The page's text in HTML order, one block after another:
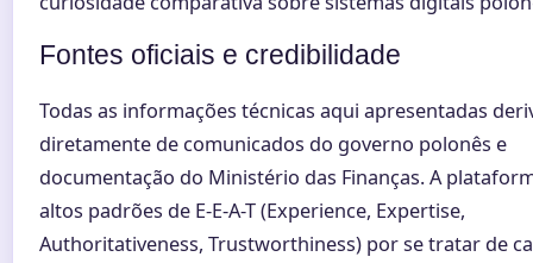
Fontes oficiais e credibilidade
Todas as informações técnicas aqui apresentadas
diretamente de comunicados do governo polonês e
documentação do Ministério das Finanças. A
altos padrões de E-E-A-T (Experience, Expertise,
Authoritativeness, Trustworthiness) por se tratar de